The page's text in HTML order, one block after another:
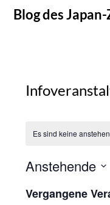
SkipBlog des
Es sind keine
Anstehende
wählen.
Vergangene